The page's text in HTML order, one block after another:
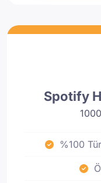
Spotify
%100